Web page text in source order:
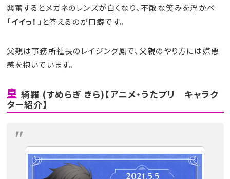
興奮するとメガネのレンズが白くなり、不敵な笑みを浮かべ
「イイっ！」 と答えるのが口癖です。
父親は事務所社長のレイジング鳳で、父親のやり方には嫌悪
感を抱いています。
皇 綺羅 (すめらぎ きら)【アニメ・うたプリ キャラク
ター紹介】